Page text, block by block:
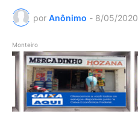
por Anônimo - 8/05/2020
Monteiro